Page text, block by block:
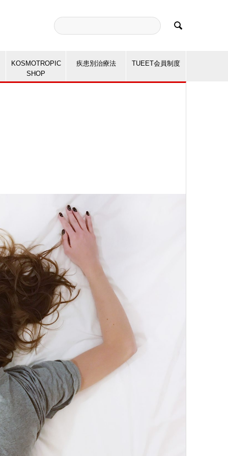

KOSMOTROPIC
SHOP
疾患別治療法 TUEET会員制度